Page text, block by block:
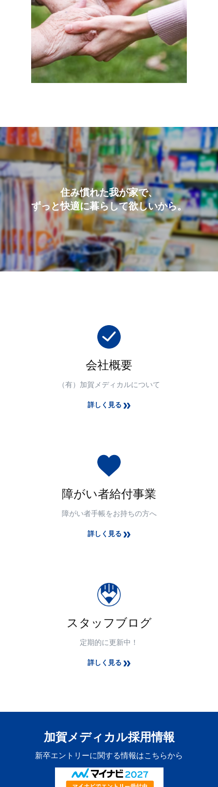
住み慣れた我が家で、
ずっと快適に暮らして欲しいから。
会社概要
（有）加賀メディカルについて
詳しく見る
障がい者給付事業
障がい者手帳をお持ちの方へ
詳しく見る
スタッフブログ
定期的に更新中！
詳しく見る
加賀メディカル採用情報
新卒エントリーに関する情報はこちらから